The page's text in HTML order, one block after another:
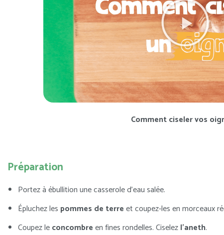
Comment ciseler vos
Préparation
Portez à ébullition une casserole d’eau salée.
Épluchez les pommes de terreet coupez-les en morceaux
Coupez leconcombreen fines rondelles. Ciselezl’aneth.